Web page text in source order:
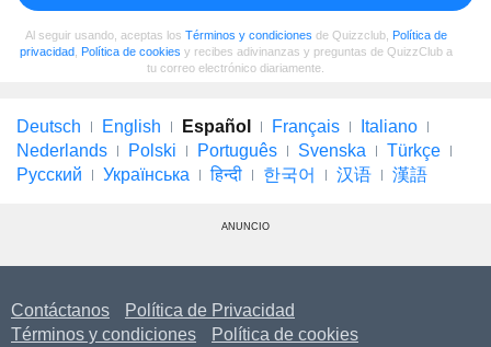
Al seguir usando, aceptas los Términos y condiciones de Quizzclub, Política de
privacidad, Política de cookies y recibes adivinanzas y preguntas de QuizzClub a
tu correo electrónico diariamente.
Deutsch English Español Français
Italiano
Nederlands
Polski Português Svenska
Türkçe
Русский
Українська हिन्दी 한국어 汉语 漢語
ANUNCIO
Contáctanos
Política de Privacidad
Términos y condiciones
Política de cookies